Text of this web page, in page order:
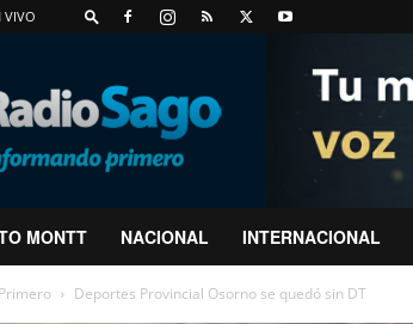
VIVO
MONTT NACIONAL INTERNACIONAL
Deportes Provincial Osorno se quedó sin DT